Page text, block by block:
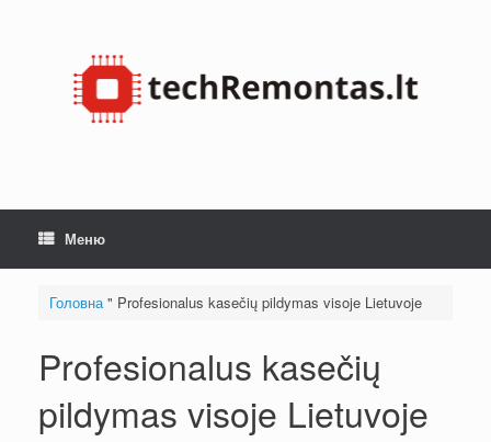
Меню
Головна" Profesionalus kasečių pildymas visoje Lietuvoje
Profesionalus kasečių
pildymas visoje Lietuvoje